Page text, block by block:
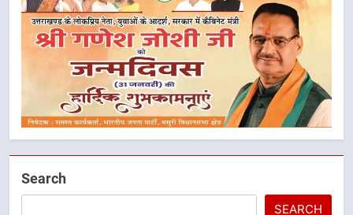
Search
SEARCH